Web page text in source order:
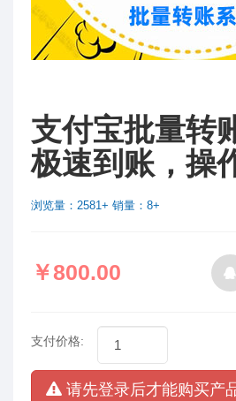
支付宝批量转
极速到账，操
浏览量：2581+ 销量：8+
￥800.00
支付价格:
请先登录后才能购买产